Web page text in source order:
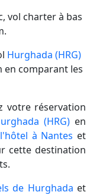
vol charter à bas
Hurghada (HRG)
en comparant les
votre réservation
(HRG) en
l'hôtel à Nantes et
cette destination
de Hurghada et